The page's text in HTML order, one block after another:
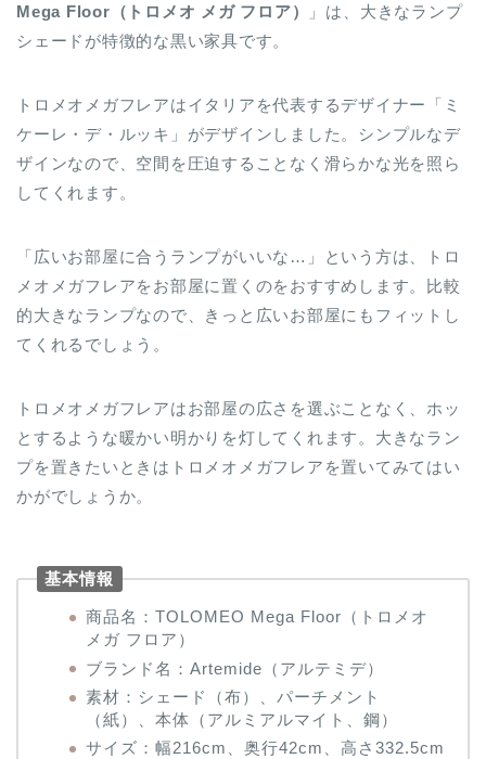
Mega Floor（トロメオ メガ フロア）
」は、大きなランプ
シェードが特徴的な黒い家具です。
トロメオメガフレアはイタリアを代表するデザイナー「ミ
ケーレ・デ・ルッキ」がデザインしました。シンプルなデ
ザインなので、空間を圧迫することなく滑らかな光を照ら
してくれます。
「広いお部屋に合うランプがいいな…」という方は、トロ
メオメガフレアをお部屋に置くのをおすすめします。比較
的大きなランプなので、きっと広いお部屋にもフィットし
てくれるでしょう。
トロメオメガフレアはお部屋の広さを選ぶことなく、ホッ
とするような暖かい明かりを灯してくれます。大きなラン
プを置きたいときはトロメオメガフレアを置いてみてはい
かがでしょうか。
基本情報
商品名：TOLOMEO Mega Floor（トロメオ
メガ フロア）
ブランド名：Artemide（アルテミデ）
素材：シェード（布）、パーチメント
（紙）、本体（アルミアルマイト、鋼）
サイズ：幅216cm、奥行42cm、高さ332.5cm